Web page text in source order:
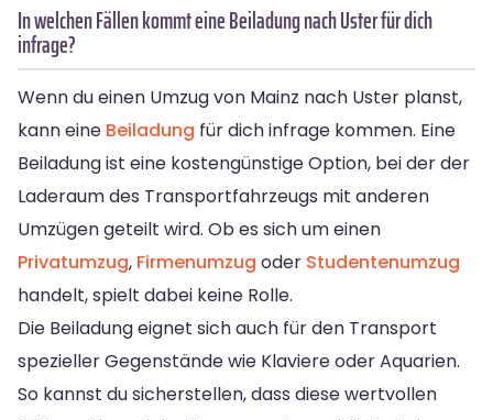
In welchen Fällen kommt eine Beiladung nach Uster für dich
infrage?
Wenn du einen Umzug von Mainz nach Uster planst,
kann eine Beiladung für dich infrage kommen. Eine
Beiladung ist eine kostengünstige Option, bei der der
Laderaum des Transportfahrzeugs mit anderen
Umzügen geteilt wird. Ob es sich um einen
Privatumzug, Firmenumzug oder Studentenumzug
handelt, spielt dabei keine Rolle.
Die Beiladung eignet sich auch für den Transport
spezieller Gegenstände wie Klaviere oder Aquarien.
So kannst du sicherstellen, dass diese wertvollen